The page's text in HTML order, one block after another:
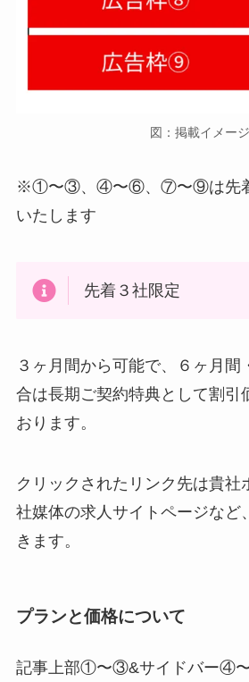
図：掲載イメージ
※①〜③、④〜⑥、⑦〜⑨は先着
いたします
先着３社限定
３ヶ月間から可能で、６ヶ月間
合は長期ご契約特典として割引
おります。
クリックされたリンク先は貴社
社媒体の求人サイトページなど
きます。
プランと価格について
記事上部①〜③&サイドバー④